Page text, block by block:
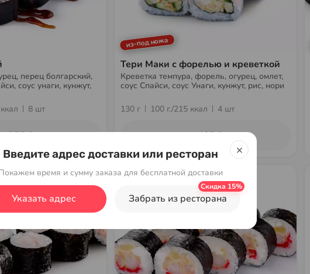
перец болгарский,
соус унаги, кунжут,
8 шт
375 ₽
из-под ножа
Тери Маки с форелью и креветкой
Креветка темпура, форель, огурец, омлет,
соус Спайси, соус Унаги, кунжут, рис, нори
130 г 100 г./215 ккал 4 шт
425 ₽
Введите адрес доставки или ресторан
время и сумму заказа для бесплатной доставки
Указать адрес Забрать из ресторана